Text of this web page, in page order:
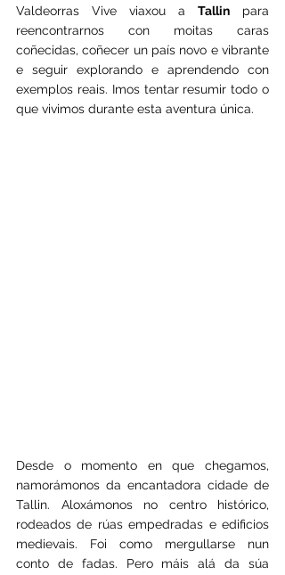
Valdeorras Vive viaxou a Tallin para
reencontrarnos con moitas caras
coñecidas, coñecer un país novo e vibrante
e seguir explorando e aprendendo con
exemplos reais. Imos tentar resumir todo o
que vivimos durante esta aventura única.
Desde o momento en que chegamos,
namorámonos da encantadora cidade de
Tallin. Aloxámonos no centro histórico,
rodeados de rúas empedradas e edificios
medievais. Foi como mergullarse nun
conto de fadas. Pero máis alá da súa